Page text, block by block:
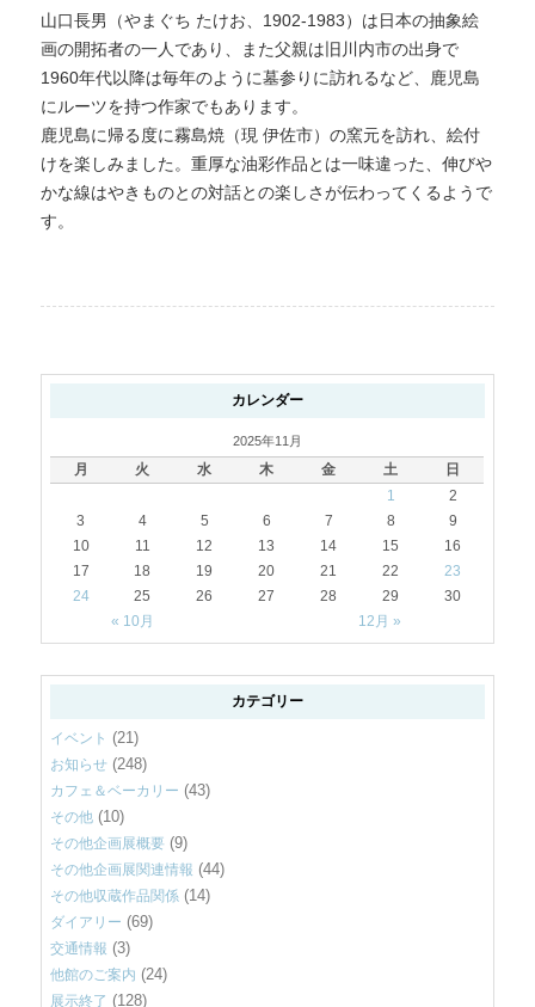
山口長男（やまぐち たけお、1902-1983）は日本の抽象絵
画の開拓者の一人であり、また父親は旧川内市の出身で
1960年代以降は毎年のように墓参りに訪れるなど、鹿児島
にルーツを持つ作家でもあります。
鹿児島に帰る度に霧島焼（現 伊佐市）の窯元を訪れ、絵付
けを楽しみました。重厚な油彩作品とは一味違った、伸びや
かな線はやきものとの対話との楽しさが伝わってくるようで
す。
カレンダー
2025年11月
月 火 水 木 金 土
日
1
2
3
4 5 6 7 8
9
10
11 12 13 14 15
16
17
18 19 20 21 22
23
24
25 26 27 28 29
30
« 10月
12月 »
カテゴリー
イベント (21)
お知らせ (248)
カフェ＆ベーカリー (43)
その他 (10)
その他企画展概要 (9)
その他企画展関連情報 (44)
その他収蔵作品関係 (14)
ダイアリー (69)
交通情報 (3)
他館のご案内 (24)
展示終了 (128)